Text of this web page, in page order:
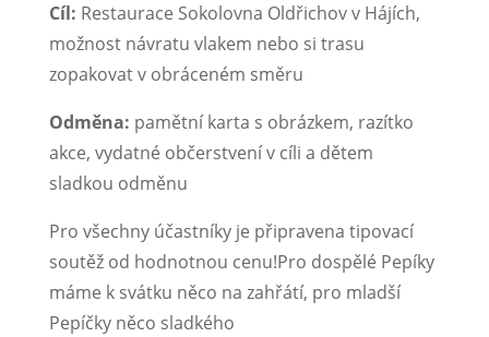
Cíl: Restaurace Sokolovna Oldřichov v Hájích,
možnost návratu vlakem nebo si trasu
zopakovat v obráceném směru
Odměna: pamětní karta s obrázkem, razítko
akce, vydatné občerstvení v cíli a dětem
sladkou odměnu
Pro všechny účastníky je připravena tipovací
soutěž od hodnotnou cenu!Pro dospělé Pepíky
máme k svátku něco na zahřátí, pro mladší
Pepíčky něco sladkého